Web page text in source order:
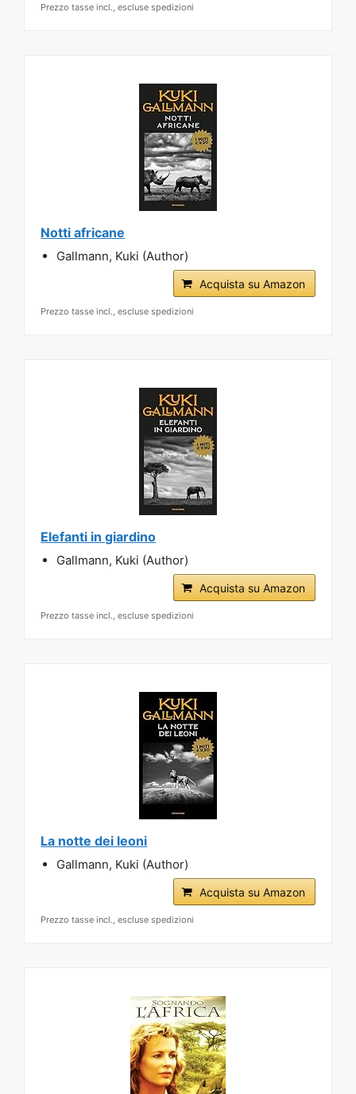
Prezzo tasse incl., escluse spedizioni
Notti africane
Gallmann, Kuki (Author)
Acquista su Amazon
Prezzo tasse incl., escluse spedizioni
Elefanti in giardino
Gallmann, Kuki (Author)
Acquista su Amazon
Prezzo tasse incl., escluse spedizioni
La notte dei leoni
Gallmann, Kuki (Author)
Acquista su Amazon
Prezzo tasse incl., escluse spedizioni